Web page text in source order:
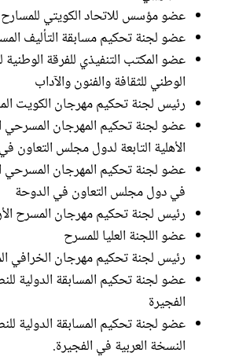
عضو مؤسس للاتحاد الكويتي للمسارح
عضو لجنة تحكيم مسابقة التأليف
عضو المكتب التنفيذي للفرقة
الوطني للثقافة والفنون والآداب
رئيس لجنة تحكيم مهرجان الكويت
عضو لجنة تحكيم المهرجان المسرحي
الأهلية التابعة لدول مجلس
عضو لجنة تحكيم المهرجان المسرحي
في دول مجلس التعاون في الدوحة
رئيس لجنة تحكيم مهرجان المسرح
عضو اللجنة العليا للمسرح
رئيس لجنة تحكيم مهرجان الخرافي
عضو لجنة تحكيم المسابقة الدولية
الفجيرة
عضو لجنة تحكيم المسابقة الدولية
النسخة العربية في الفجيرة.